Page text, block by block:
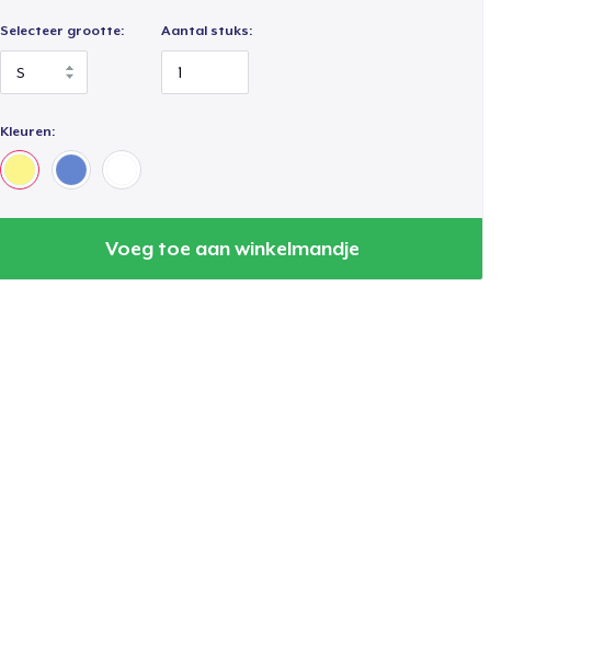
Selecteer grootte: Aantal stuks:
Kleuren:
Voeg toe aan winkelmandje